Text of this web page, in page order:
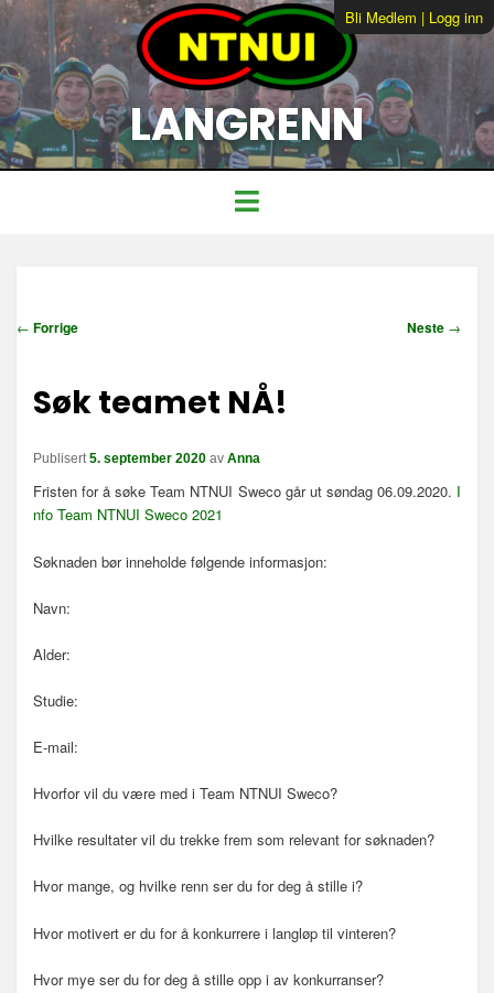
LANGRENN
Bli Medlem | Logg inn
I← Forrige Neste →
Søk teamet NÅ!
Publisert5. september 2020 av Anna
Fristen for å søke Team NTNUI Sweco går ut søndag 06.09.2020. I
nfo Team NTNUI Sweco 2021
Søknaden bør inneholde følgende informasjon:
Navn:
Alder:
Studie:
E-mail:
Hvorfor vil du være med i Team NTNUI Sweco?
Hvilke resultater vil du trekke frem som relevant for søknaden?
Hvor mange, og hvilke renn ser du for deg å stille i?
Hvor motivert er du for å konkurrere i langløp til vinteren?
Hvor mye ser du for deg å stille opp i av konkurranser?